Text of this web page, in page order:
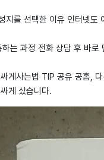
지를 선택한 이유 인터넷도
는 과정 전화 상담 후 바로
게사는법 TIP 공유 공홈,
게 샀습니다.